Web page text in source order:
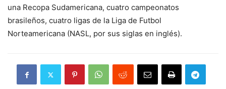
una Recopa Sudamericana, cuatro campeonatos
brasileños, cuatro ligas de la Liga de Futbol
Norteamericana (NASL, por sus siglas en inglés).